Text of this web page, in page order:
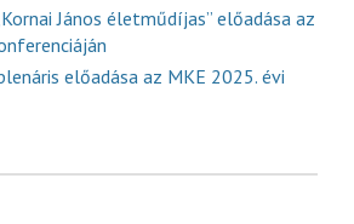
János életműdíjas” előadása az
előadása az MKE 2025. évi